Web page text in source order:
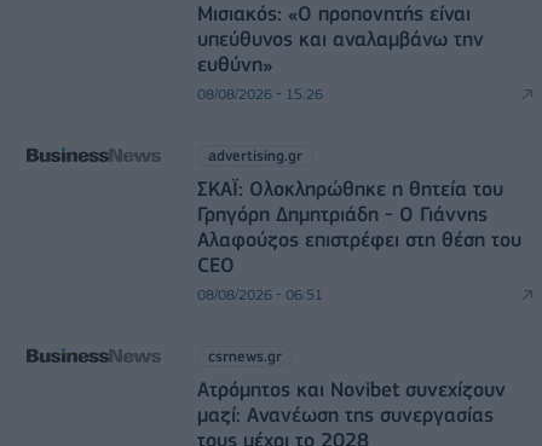
Μισιακός: «Ο προπονητής είναι
υπεύθυνος και αναλαμβάνω την
ευθύνη»
08/08/2026 - 15:26
advertising.gr
ΣΚΑΪ: Ολοκληρώθηκε η θητεία του
Γρηγόρη Δημητριάδη - Ο Γιάννης
Αλαφούζος επιστρέφει στη θέση του
CEO
08/08/2026 - 06:51
csrnews.gr
Ατρόμητος και Novibet συνεχίζουν
μαζί: Ανανέωση της συνεργασίας
τους μέχρι το 2028